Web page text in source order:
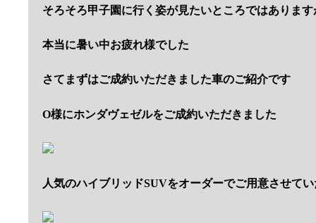
そろそろ甲子園に行く姿が見たいところではありま
本当に暑い中お疲れ様でした
さてまずはご成約いただきました車のご紹介です
O様にホンダヴェゼルをご成約いただきました
人気のハイブリッドSUVをオーダーでご用意させて